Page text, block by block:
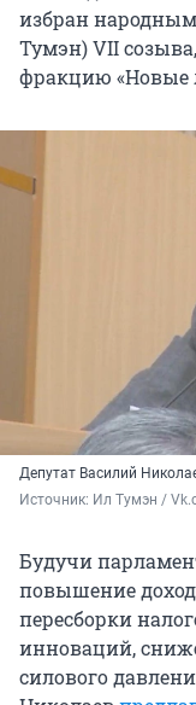
избран
Тумэн) VII
фракцию «Новые
Депутат Василий
Источник: Ил Тумэн /
Будучи
повышение
пересборки
инноваций,
силового